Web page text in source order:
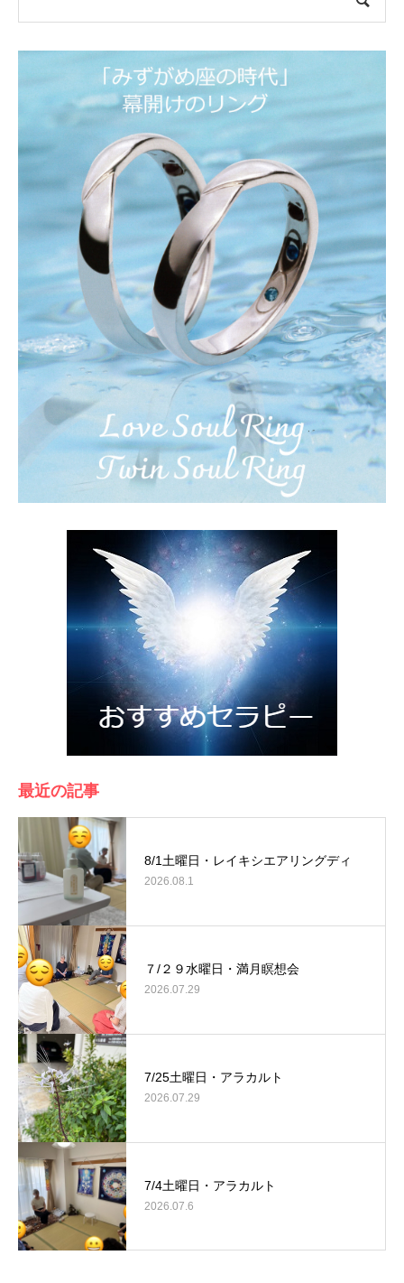
最近の記事
8/1土曜日・レイキシエアリングディ
2026.08.1
７/２９水曜日・満月瞑想会
2026.07.29
7/25土曜日・アラカルト
2026.07.29
7/4土曜日・アラカルト
2026.07.6